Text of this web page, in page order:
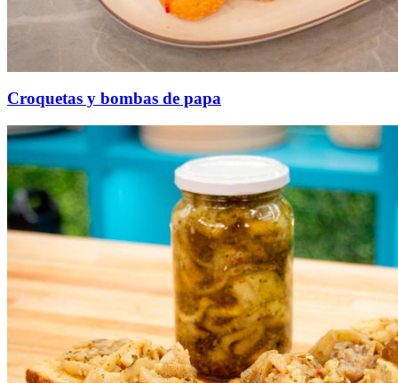
Croquetas y bombas de papa